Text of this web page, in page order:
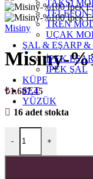
TAKSİ
TELEFON
TREN
UÇAK
ŞAL & EŞARP
İPEK
İPEK ŞAL
KÜPE
SET
YÜZÜK
Misiny
Misiny-
₺1.687,45
16 adet stokta
-
Misiny-%100 İpek
+